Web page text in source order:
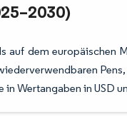
auf dem europäischen
Wertangaben in USD